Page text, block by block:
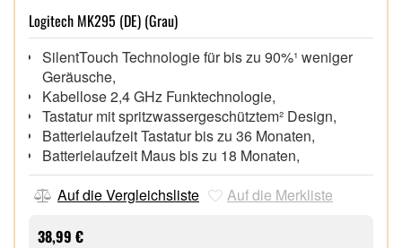
Logitech MK295 (DE) (Grau)
SilentTouch Technologie für bis zu 90%¹ weniger
Geräusche,
Kabellose 2,4 GHz Funktechnologie,
Tastatur mit spritzwassergeschütztem² Design,
Batterielaufzeit Tastatur bis zu 36 Monaten,
Batterielaufzeit Maus bis zu 18 Monaten,
Auf die Vergleichsliste
Auf die Merkliste
38,99 €